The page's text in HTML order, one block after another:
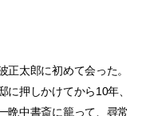
太郎に初めて会った。
押しかけてから10年、
晩中書斎に籠って、尋常